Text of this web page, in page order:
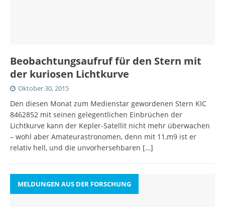
Beobachtungsaufruf für den Stern mit
der kuriosen Lichtkurve
Oktober 30, 2015
Den diesen Monat zum Medienstar gewordenen Stern KIC
8462852 mit seinen gelegentlichen Einbrüchen der
Lichtkurve kann der Kepler-Satellit nicht mehr überwachen
– wohl aber Amateurastronomen, denn mit 11,m9 ist er
relativ hell, und die unvorhersehbaren […]
MELDUNGEN AUS DER FORSCHUNG